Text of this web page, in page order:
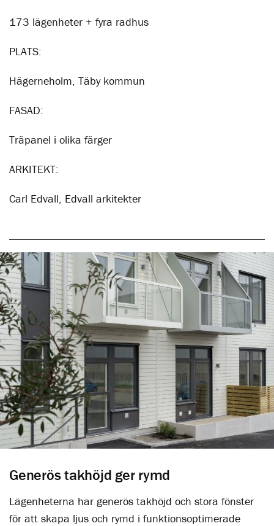
173 lägenheter + fyra radhus
PLATS:
Hägerneholm, Täby kommun
FASAD:
Träpanel i olika färger
ARKITEKT:
Carl Edvall, Edvall arkitekter
Generös takhöjd ger rymd
Lägenheterna har generös takhöjd och stora fönster
för att skapa ljus och rymd i funktionsoptimerade